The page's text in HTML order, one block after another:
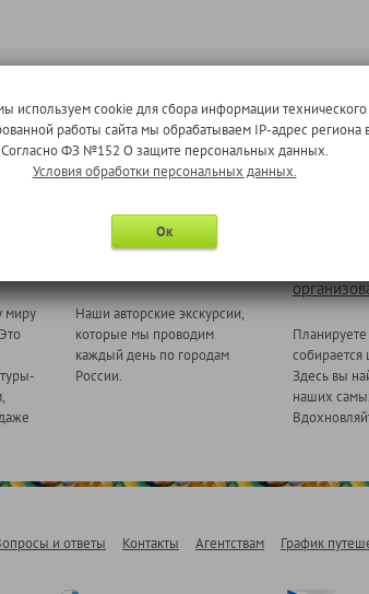
миру
Наши авторские экскурсии,
которые мы проводим
каждый день по городам
России.
собирается
Здесь вы
наших
и ответы Контакты Агентствам График
используем cookie для сбора информации технического
работы сайта мы обрабатываем IP-адрес
Согласно ФЗ №152 О защите персональных данных.
Условия обработки персональных данных.
Ок